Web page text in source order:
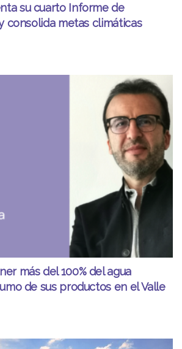
su cuarto Informe de
consolida metas climáticas
más del 100% del agua
de sus productos en el Valle